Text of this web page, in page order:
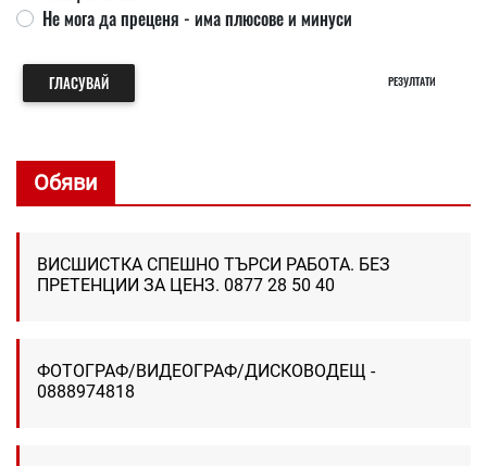
Не мога да преценя - има плюсове и минуси
ГЛАСУВАЙ РЕЗУЛТАТИ
Обяви
ВИСШИСТКА СПЕШНО ТЪРСИ РАБОТА. БЕЗ
ПРЕТЕНЦИИ ЗА ЦЕНЗ. 0877 28 50 40
ФОТОГРАФ/ВИДЕОГРАФ/ДИСКОВОДЕЩ -
0888974818